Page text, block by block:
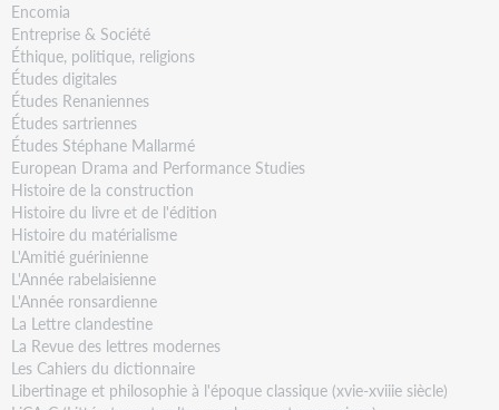
Encomia
Entreprise & Société
Éthique, politique, religions
Études digitales
Études Renaniennes
Études sartriennes
Études Stéphane Mallarmé
European Drama and Performance Studies
Histoire de la construction
Histoire du livre et de l'édition
Histoire du matérialisme
L'Amitié guérinienne
L'Année rabelaisienne
L'Année ronsardienne
La Lettre clandestine
La Revue des lettres modernes
Les Cahiers du dictionnaire
Libertinage et philosophie à l'époque classique (xvie-xviiie siècle)